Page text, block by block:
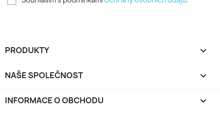
PRODUKTY 
NAŠE SPOLEČNOST 
INFORMACE O OBCHODU keyboard_arrow_down